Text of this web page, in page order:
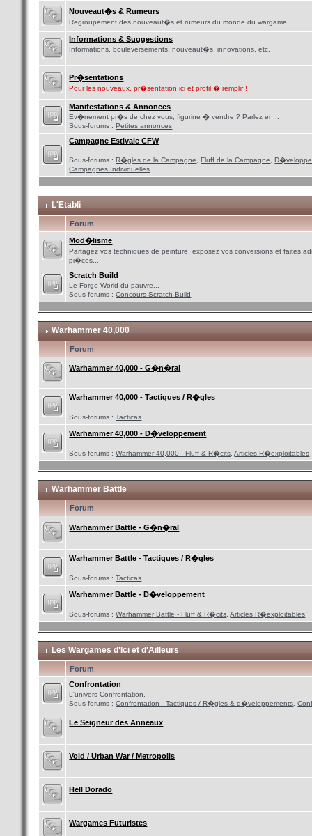
Nouveaut�s & Rumeurs
Regroupement des nouveaut�s et rumeurs du monde du wargame.
Informations & Suggestions
Informations, bouleversements, nouveaut�s, innovations, etc.
Pr�sentations
Pour les nouveaux, pr�sentation ici et profil � remplir !
Manifestations & Annonces
Ev�nement pr�s de chez vous, figurine � vendre ? Parlez en...
Sous-forums :Petites annonces
Campagne Estivale CFW
Sous-forums :R�gles de la Campagne ,Fluff de la Campagne ,
Campagnes Individuelles
L'Etabli
Forum
Mod�lisme
Partagez vos techniques de peinture, exposez vos conversions et faites
pi�ces...
Scratch Build
Le Forge World du pauvre...
Sous-forums :Concours Scratch Build
Warhammer 40,000
Forum
Warhammer 40,000 - G�n�ral
Warhammer 40,000 - Tactiques / R�gles
Sous-forums :Tacticas
Warhammer 40,000 - D�veloppement
Sous-forums :Warhammer 40,000 - Fluff & R�cits ,Articles R�exploitables
Warhammer Battle
Forum
Warhammer Battle - G�n�ral
Warhammer Battle - Tactiques / R�gles
Sous-forums :Tacticas
Warhammer Battle - D�veloppement
Sous-forums :Warhammer Battle - Fluff & R�cits ,Articles R�exploitables
Les Wargames d'Ici et d'Ailleurs
Forum
Confrontation
L'univers Confrontation.
Sous-forums :Confrontation - Tactiques / R�gles & d�veloppements ,
Le Seigneur des Anneaux
Void / Urban War / Metropolis
Hell Dorado
Wargames Futuristes